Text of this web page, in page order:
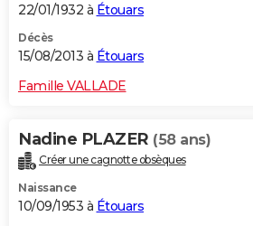
22/01/1932 à Étouars
Décès
15/08/2013 à Étouars
Famille VALLADE
Nadine PLAZER (58 ans)
Créer une cagnotte obsèques
Naissance
10/09/1953 à Étouars